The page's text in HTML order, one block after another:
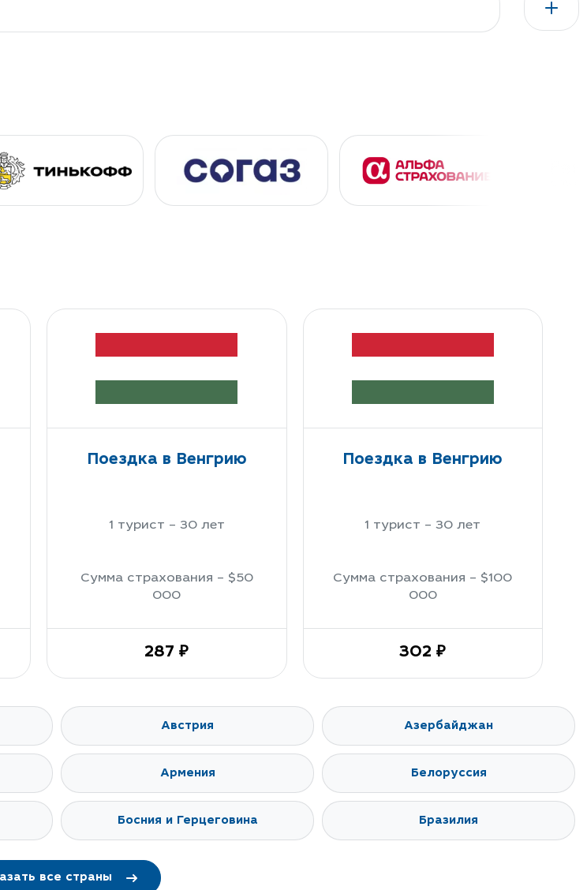
Поездка в Венгрию
1 турист – 30 лет
Сумма страхования – $50
000
287 ₽
Поездка в Венгрию
1 турист – 30 лет
Сумма страхования – $100
000
302 ₽
Австрия Азербайджан
Армения Белоруссия
Босния и Герцеговина Бразилия
все страны